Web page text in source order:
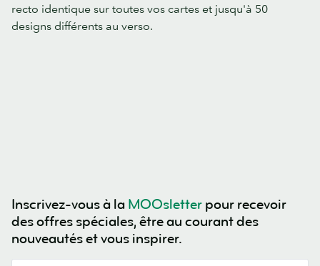
recto identique sur toutes vos cartes et jusqu'à 50
designs différents au verso.
Inscrivez-vous à la MOOsletter pour recevoir
des offres spéciales, être au courant des
nouveautés et vous inspirer.